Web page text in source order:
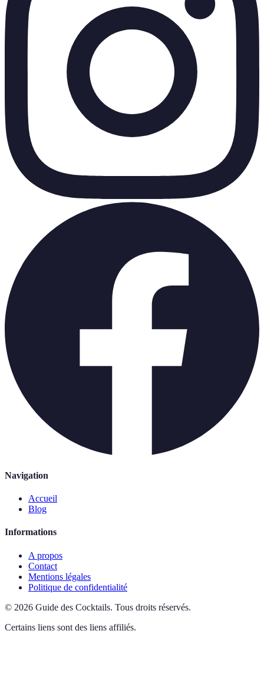
Navigation
Accueil
Blog
Informations
A propos
Contact
Mentions légales
Politique de confidentialité
© 2026 Guide des Cocktails. Tous droits réservés.
Certains liens sont des liens affiliés.